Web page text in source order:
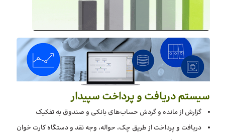
سیستم دریافت و پرداخت سپیدار
گزارش از مانده و گردش حساب‌های بانکی و صندوق به تفکیک
دریافت و پرداخت از طریق چک، حواله، وجه نقد و دستگاه کارت خوان